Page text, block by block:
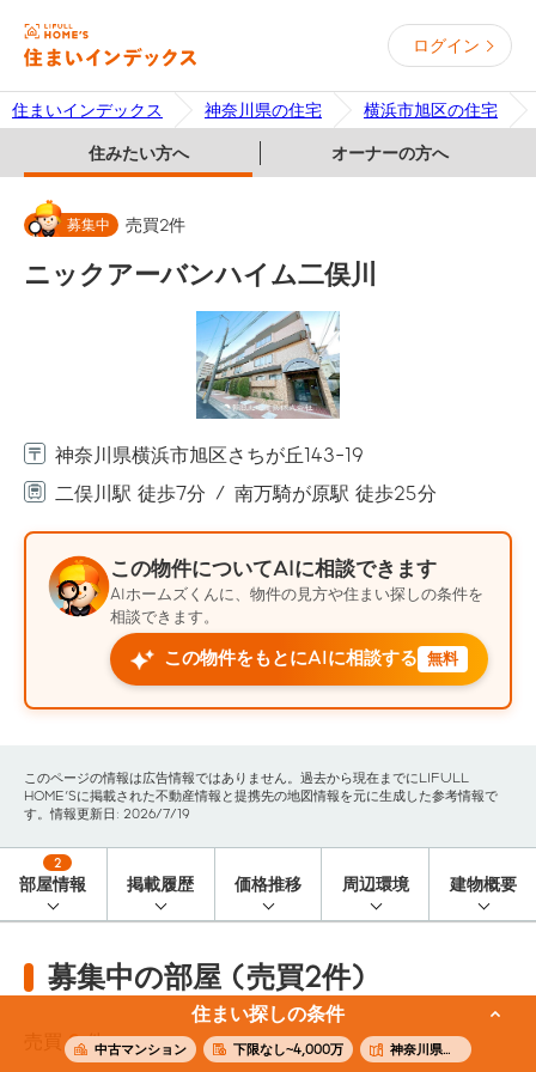
ログイン
住まいインデックス 神奈川県の住宅 横浜市旭区の住宅
住みたい方へ オーナーの方へ
住まい探しの条件
中古マンション 下限なし~4,000万 神奈川県横浜市旭区
募集中 売買2件
ニックアーバンハイム二俣川
神奈川県横浜市旭区さちが丘143-19
二俣川駅 徒歩7分
南万騎が原駅 徒歩25分
この物件についてAIに相談できます
AIホームズくんに、物件の見方や住まい探しの条件を
相談できます。
この物件をもとにAIに相談する 無料
このページの情報は広告情報ではありません。過去から現在までにLIFULL
HOME'Sに掲載された不動産情報と提携先の地図情報を元に生成した参考情報で
す。情報更新日: 2026/7/19
部屋情報
2
掲載履歴 価格推移 周辺環境 建物概要
募集中の部屋 (売買2件)
2 件